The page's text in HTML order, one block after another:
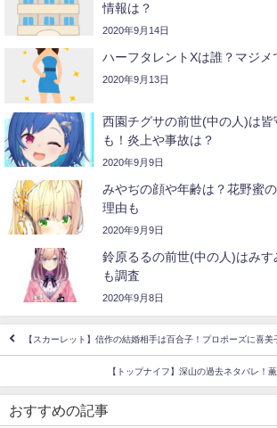
情報は？
2020年9月14日
ハーフタレントXは誰？マジメ
2020年9月13日
西園チグサの前世(中の人)は
も！炎上や事故は？
2020年9月9日
みやぢの顔や年齢は？花野蜜
理由も
2020年9月9日
鈴原るるの前世(中の人)はみ
も調査
2020年9月8日
【スカーレット】信作の結婚相手は百合子！プロポーズに喜美
【トップナイフ】深山の過去ネタバレ！
おすすめの記事